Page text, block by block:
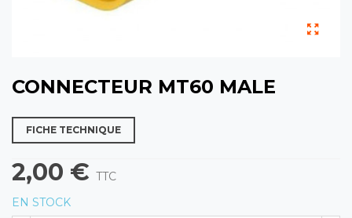
CONNECTEUR MT60 MALE
FICHE TECHNIQUE
2,00 € TTC
EN STOCK